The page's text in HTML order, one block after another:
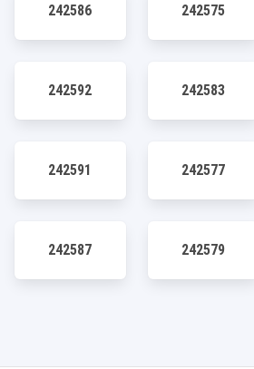
242586 242575
242592 242583
242591 242577
242587 242579